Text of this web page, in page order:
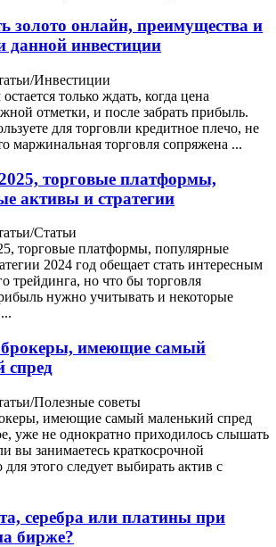
золото онлайн, преимущества и
данной инвестиции
Инвестиции
только ждать, когда цена
отметки, и после забрать прибыль.
для торговли кредитное плечо, не
маржинальная торговля сопряжена ...
торговые платформы,
активы и стратегии
Статьи
торговые платформы, популярные
2024 год обещает стать интересным
трейдинга, но что бы торговля
нужно учитывать и некоторые
имеющие самый
спред
Полезные советы
имеющие самый маленький спред
уже не однократно приходилось слышать
вы занимаетесь краткосрочной
для этого следует выбирать актив с
серебра или платины при
бирже?